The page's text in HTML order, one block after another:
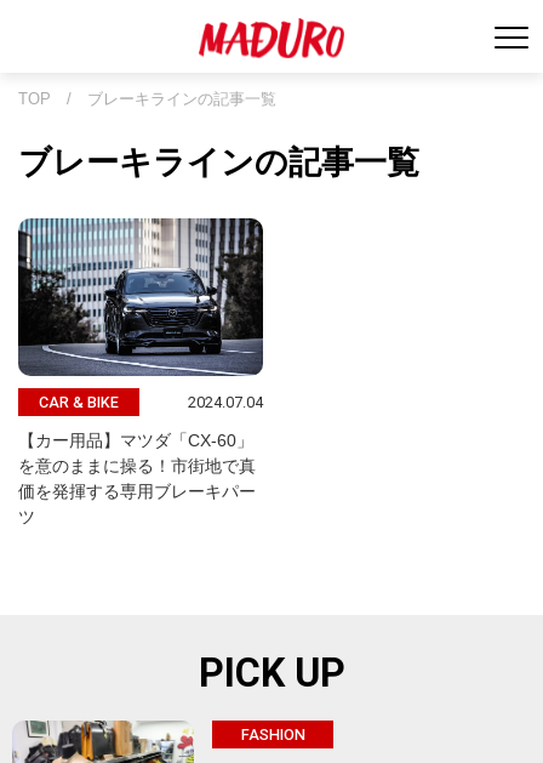
TOP / ブレーキラインの記事一覧
ブレーキラインの記事一覧
CAR & BIKE 2024.07.04
【カー用品】マツダ「CX-60」
を意のままに操る！市街地で真
価を発揮する専用ブレーキパー
ツ
PICK UP
FASHION